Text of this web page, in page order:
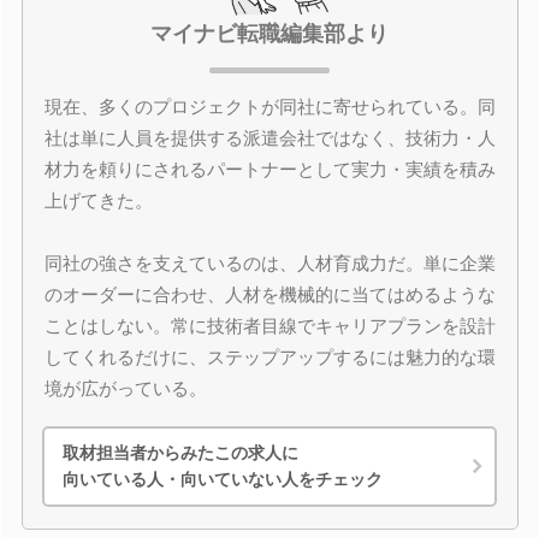
マイナビ転職編集部より
現在、多くのプロジェクトが同社に寄せられている。同
社は単に人員を提供する派遣会社ではなく、技術力・人
材力を頼りにされるパートナーとして実力・実績を積み
上げてきた。
同社の強さを支えているのは、人材育成力だ。単に企業
のオーダーに合わせ、人材を機械的に当てはめるような
ことはしない。常に技術者目線でキャリアプランを設計
してくれるだけに、ステップアップするには魅力的な環
境が広がっている。
取材担当者からみたこの求人に
向いている人・向いていない人をチェック